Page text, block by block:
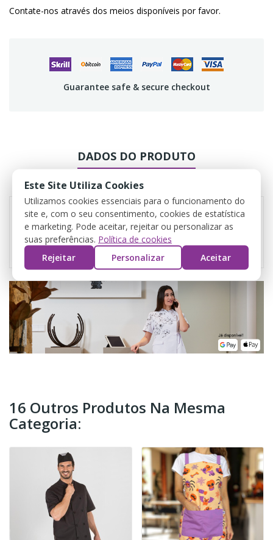
Contate-nos através dos meios disponíveis por favor.
Guarantee safe & secure checkout
DADOS DO PRODUTO
COMENTÁRIOS
Referência 652400
16 Outros Produtos Na Mesma
Categoria:
Este Site Utiliza Cookies
Utilizamos cookies essenciais para o funcionamento do
site e, com o seu consentimento, cookies de estatística
e marketing. Pode aceitar, rejeitar ou personalizar as
suas preferências. Política de cookies
Rejeitar
Personalizar Aceitar